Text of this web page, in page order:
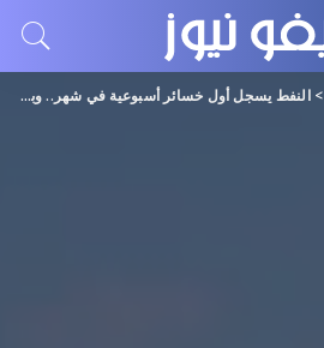
>النفط يسجل أول خسائر أسبوعية في شهر.. وبرنت يهبط إلى 93.3 دولار للبرميل